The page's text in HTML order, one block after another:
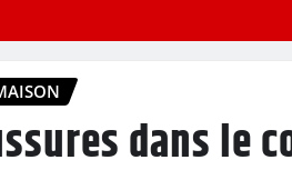
dans le